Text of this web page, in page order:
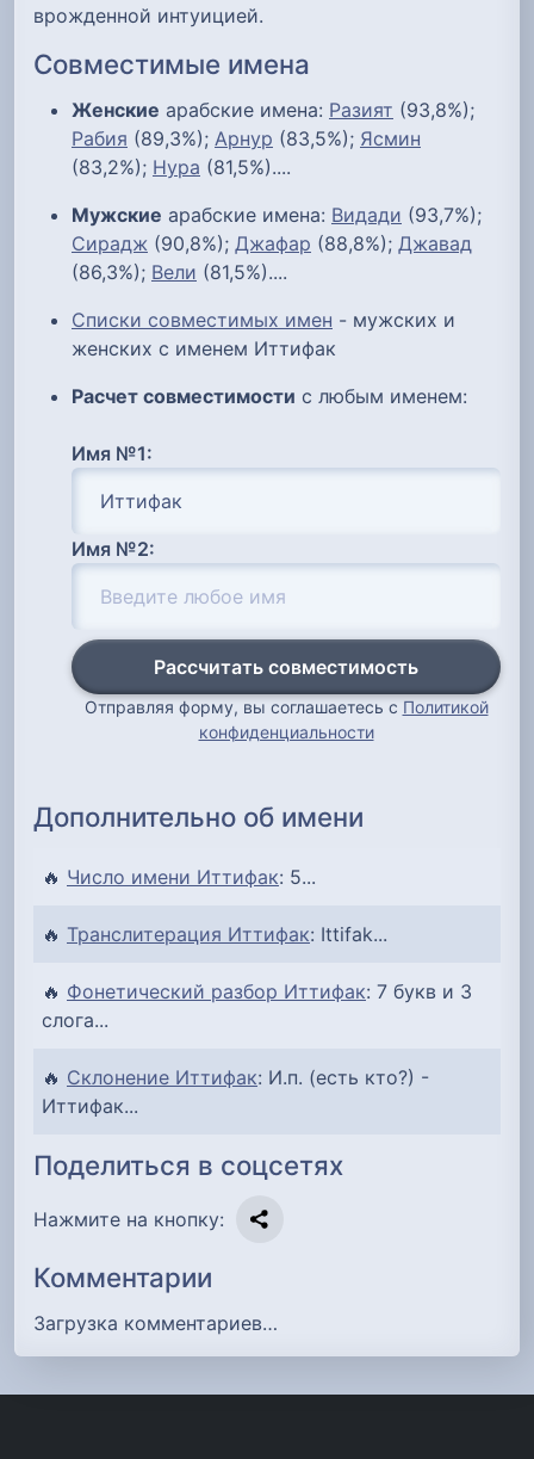
врожденной интуицией.
Совместимые имена
Женские арабские имена: Разият (93,8%);
Рабия (89,3%); Арнур (83,5%); Ясмин
(83,2%); Нура (81,5%)....
Мужские арабские имена: Видади (93,7%);
Сирадж (90,8%); Джафар (88,8%); Джавад
(86,3%); Вели (81,5%)....
Списки совместимых имен - мужских и
женских с именем Иттифак
Расчет совместимости с любым именем:
Имя №1:
Имя №2:
Рассчитать совместимость
Отправляя форму, вы соглашаетесь с Политикой
конфиденциальности
Дополнительно об имени
🔥 Число имени Иттифак: 5...
🔥 Транслитерация Иттифак: Ittifak...
🔥 Фонетический разбор Иттифак: 7 букв и 3
слога...
🔥 Склонение Иттифак: И.п. (есть кто?) -
Иттифак...
Поделиться в соцсетях
Нажмите на кнопку:
Комментарии
Загрузка комментариев…